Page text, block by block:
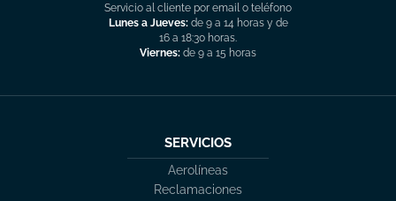
Servicio al cliente por email o teléfono
Lunes a Jueves:de 9 a 14 horas y de
16 a 18:30 horas.
Viernes: de 9 a 15 horas
SERVICIOS
Aerolíneas
Reclamaciones